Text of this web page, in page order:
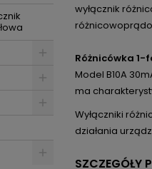
wyłącznik
Różnicówka 1-
Model B10A
ma
Wyłączniki
działania
SZCZEGÓŁY